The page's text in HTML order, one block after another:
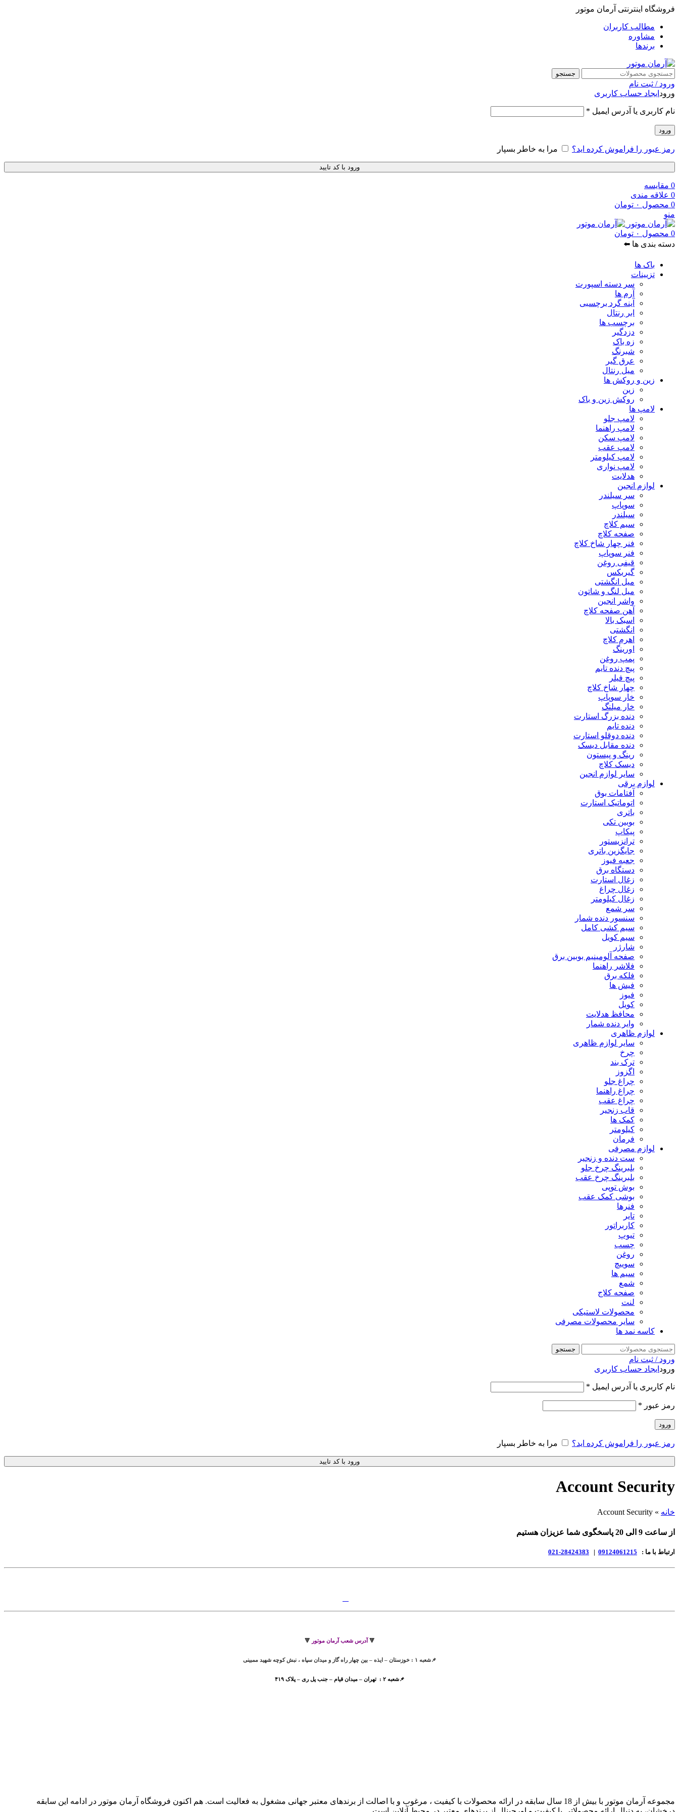
فروشگاه اینترنتی آرمان موتور
مطالب کاربران
مشاوره
برندها
جستجو
ورود / ثبت نام
ورود ایجاد حساب کاربری
نام کاربری یا آدرس ایمیل *
ورود
رمز عبور را فراموش کرده اید؟ مرا به خاطر بسپار
ورود با کد تایید
0 مقایسه
0 علاقه مندی
0 محصول ۰ تومان
منو
0 محصول ۰ تومان
دسته بندی ها ⬅️
باک ها
تزیینات
سر دسته اسپورت
آرم ها
آینه گرد برچسبی
ابر رنتال
برچسب ها
دزدگیر
زه باک
شبرنگ
عرق گیر
میل رنتال
زین و روکش ها
زین
روکش زین و باک
لامپ ها
لامپ جلو
لامپ راهنما
لامپ سکن
لامپ عقب
لامپ کیلومتر
لامپ نواری
هدلایت
لوازم انجین
سر سیلندر
سوپاپ
سیلندر
سیم کلاچ
صفحه کلاچ
فنر چهار شاخ کلاچ
فنر سوپاپ
قیفی روغن
گیربکس
میل انگشتی
میل لنگ و شاتون
واشر انجین
آهن صفحه کلاچ
اسبک بالا
انگشتی
اهرم کلاچ
اورینگ
پمپ روغن
پیچ دنده تایم
پیچ فیلر
چهار شاخ کلاچ
خار سوپاپ
خار میلنگ
دنده بزرگ استارت
دنده تایم
دنده دوقلو استارت
دنده مقابل دیسک
رینگ و پیستون
دیسک کلاچ
سایر لوازم انجین
لوازم برقی
آفتامات بوق
اتوماتیک استارت
باتری
بوبین تکی
پیکاپ
ترانزیستور
جایگزین باتری
جعبه فیوز
دستگاه برق
زغال استارت
زغال چراغ
زغال کیلومتر
سر شمع
سنسور دنده شمار
سیم کشی کامل
سیم کویل
شارژر
صفحه آلومینیم بوبین برق
فلاشر راهنما
فلکه برق
فیش ها
فیوز
کویل
محافظ هدلایت
وایر دنده شمار
لوازم ظاهری
سایر لوازم ظاهری
چرخ
ترک بند
اگزوز
چراغ جلو
چراغ راهنما
چراغ عقب
قاب زنجیر
کمک ها
کیلومتر
فرمان
لوازم مصرفی
ست دنده و زنجیر
بلبرینگ چرخ جلو
بلبرینگ چرخ عقب
بوش توپی
بوشی کمک عقب
فنرها
تایر
کاربراتور
تیوپ
چسب
روغن
سوییچ
سیم ها
شمع
صفحه کلاج
لنت
محصولات لاستیکی
سایر محصولات مصرفی
کاسه نمد ها
جستجو
ورود / ثبت نام
ورود ایجاد حساب کاربری
نام کاربری یا آدرس ایمیل *
رمز عبور *
ورود
رمز عبور را فراموش کرده اید؟ مرا به خاطر بسپار
ورود با کد تایید
Account Security
خانه »
Account Security
از ساعت 9 الی 20 پاسخگوی شما عزیزان هستیم
ارتباط با ما : 09124061215
|
28424383-021
🔻 آدرس شعب آرمان موتور 🔻
📌شعبه ۱ : خوزستان – ایذه – بین چهار راه گاز و میدان سپاه ، نبش کوچه شهید ممبینی
📌شعبه ۲ : تهران – میدان قیام – جنب پل ری – پلاک ۴۱۹
مجموعه آرمان موتور با بیش از 18 سال سابقه در ارائه محصولات با کيفيت ، مرغوب و با اصالت از برندهای معتبر جهانی مشغول به فعاليت است. هم اکنون فروشگاه آرمان موتور
در ادامه اين سابقه